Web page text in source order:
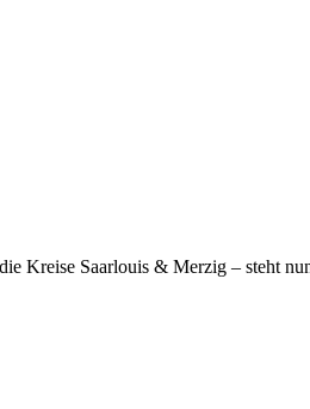
Kreise Saarlouis & Merzig – steht